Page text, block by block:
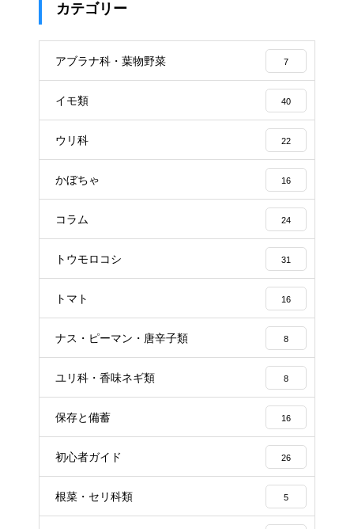
カテゴリー
アブラナ科・葉物野菜 7
イモ類 40
ウリ科 22
かぼちゃ 16
コラム 24
トウモロコシ 31
トマト 16
ナス・ピーマン・唐辛子類 8
ユリ科・香味ネギ類 8
保存と備蓄 16
初心者ガイド 26
根菜・セリ科類 5